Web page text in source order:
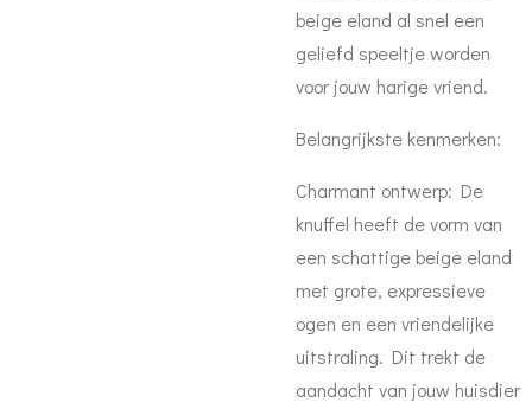
beige eland al snel een
geliefd speeltje worden
voor jouw harige vriend.
Belangrijkste kenmerken:
Charmant ontwerp: De
knuffel heeft de vorm van
een schattige beige eland
met grote, expressieve
ogen en een vriendelijke
uitstraling. Dit trekt de
aandacht van jouw huisdier